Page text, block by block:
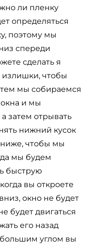
ли пленку
определяться
поэтому мы
спереди
сделать я
излишки, чтобы
мы собираемся
окна и мы
затем отрывать
нижний кусок
ниже, чтобы мы
мы будем
быструю
вы откроете
окно не будет
будет двигаться
его назад
углом вы